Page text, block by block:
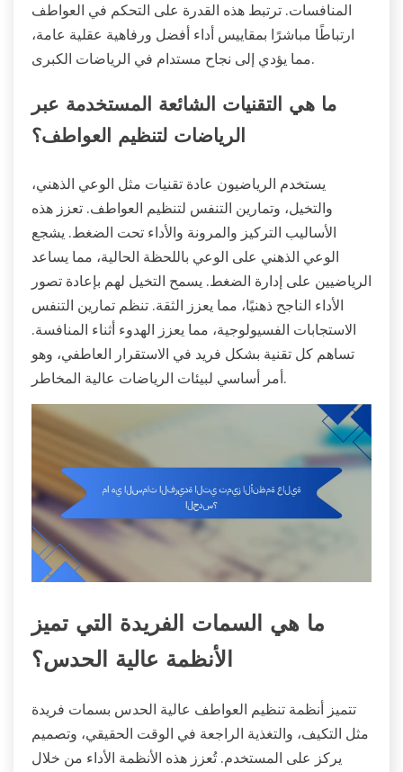
المنافسات. ترتبط هذه القدرة على التحكم في العواطف
ارتباطًا مباشرًا بمقاييس أداء أفضل ورفاهية عقلية عامة،
مما يؤدي إلى نجاح مستدام في الرياضات الكبرى.
ما هي التقنيات الشائعة المستخدمة عبر
الرياضات لتنظيم العواطف؟
يستخدم الرياضيون عادة تقنيات مثل الوعي الذهني،
والتخيل، وتمارين التنفس لتنظيم العواطف. تعزز هذه
الأساليب التركيز والمرونة والأداء تحت الضغط. يشجع
الوعي الذهني على الوعي باللحظة الحالية، مما يساعد
الرياضيين على إدارة الضغط. يسمح التخيل لهم بإعادة تصور
الأداء الناجح ذهنيًا، مما يعزز الثقة. تنظم تمارين التنفس
الاستجابات الفسيولوجية، مما يعزز الهدوء أثناء المنافسة.
تساهم كل تقنية بشكل فريد في الاستقرار العاطفي، وهو
أمر أساسي لبيئات الرياضات عالية المخاطر.
ما هي السمات الفريدة التي تميز
الأنظمة عالية الحدس؟
تتميز أنظمة تنظيم العواطف عالية الحدس بسمات فريدة
مثل التكيف، والتغذية الراجعة في الوقت الحقيقي، وتصميم
يركز على المستخدم. تُعزز هذه الأنظمة الأداء من خلال